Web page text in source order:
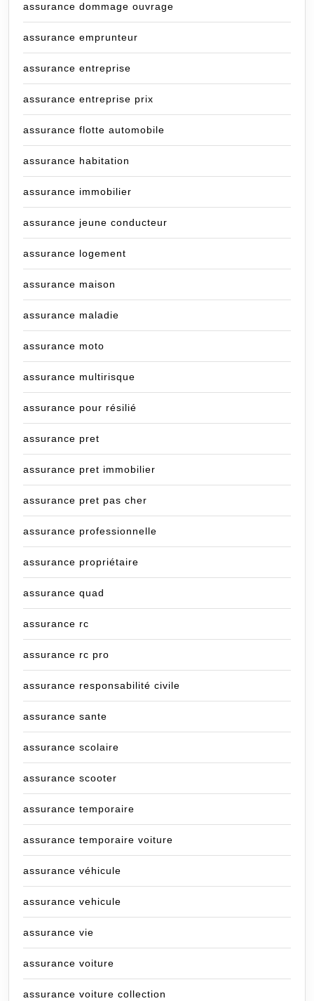
assurance dommage ouvrage
assurance emprunteur
assurance entreprise
assurance entreprise prix
assurance flotte automobile
assurance habitation
assurance immobilier
assurance jeune conducteur
assurance logement
assurance maison
assurance maladie
assurance moto
assurance multirisque
assurance pour résilié
assurance pret
assurance pret immobilier
assurance pret pas cher
assurance professionnelle
assurance propriétaire
assurance quad
assurance rc
assurance rc pro
assurance responsabilité civile
assurance sante
assurance scolaire
assurance scooter
assurance temporaire
assurance temporaire voiture
assurance véhicule
assurance vehicule
assurance vie
assurance voiture
assurance voiture collection